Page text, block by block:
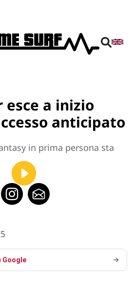
esce a inizio
anticipato
in prima persona sta
Google